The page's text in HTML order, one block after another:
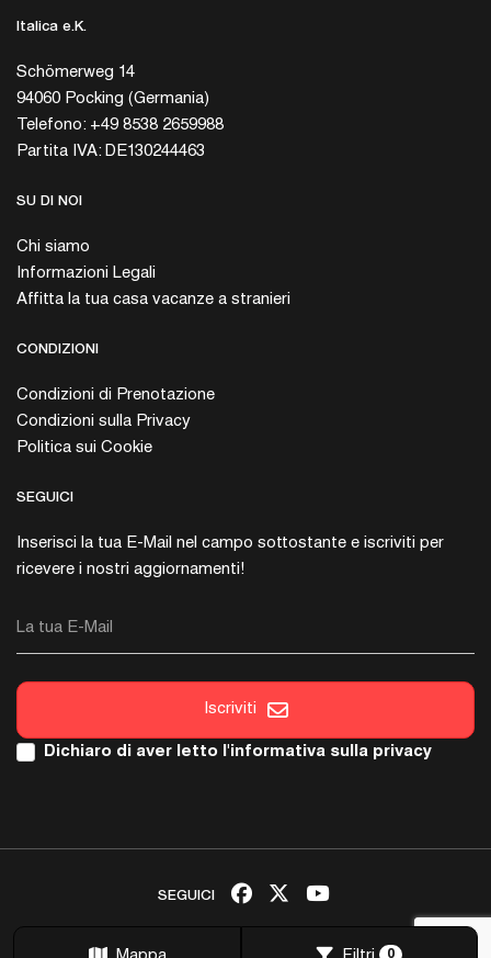
0
Italica e.K.
Schömerweg 14
94060 Pocking (Germania)
Telefono: +49 8538 2659988
Partita IVA: DE130244463
SU DI NOI
Chi siamo
Informazioni Legali
Affitta la tua casa vacanze a stranieri
CONDIZIONI
Condizioni di Prenotazione
Condizioni sulla Privacy
Politica sui Cookie
SEGUICI
Inserisci la tua E-Mail nel campo sottostante e iscriviti per
ricevere i nostri aggiornamenti!
La tua E-Mail
Iscriviti
Dichiaro di aver letto l'informativa sulla privacy
SEGUICI